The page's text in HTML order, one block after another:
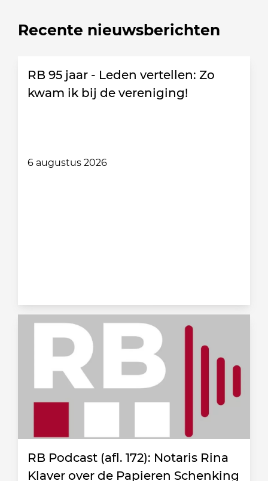
Recente nieuwsberichten
RB 95 jaar - Leden vertellen: Zo
kwam ik bij de vereniging!
6 augustus 2026
RB Podcast (afl. 172): Notaris Rina
Klaver over de Papieren Schenking